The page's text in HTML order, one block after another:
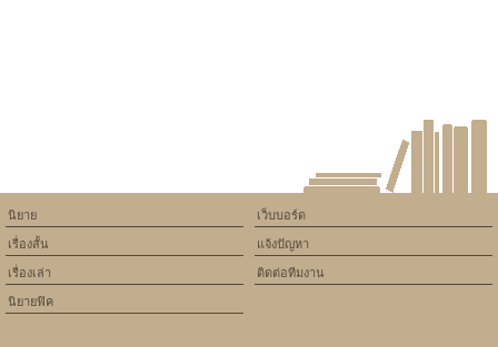
เว็บบอร์ด
แจ้งปัญหา
ติดต่อทีมงาน
นิยาย
เรื่องสั้น
เรื่องเล่า
นิยายฟิค